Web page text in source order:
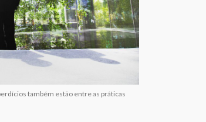
também estão entre as práticas